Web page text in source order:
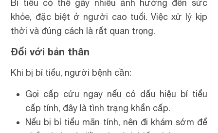
Bí tiểu có thể gây nhiều ảnh hưởng đến sức
khỏe, đặc biệt ở người cao tuổi. Việc xử lý kịp
thời và đúng cách là rất quan trọng.
Đối với bản thân
Khi bị bí tiểu, người bệnh cần:
Gọi cấp cứu ngay nếu có dấu hiệu bí tiểu
cấp tính, đây là tình trạng khẩn cấp.
Nếu bị bí tiểu mãn tính, nên đi khám sớm để